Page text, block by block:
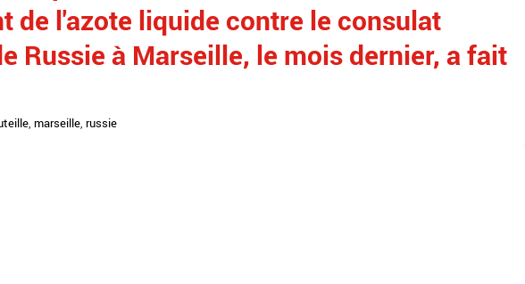
de l'azote liquide contre le consulat
Russie à Marseille, le mois dernier, a fait
marseille russie